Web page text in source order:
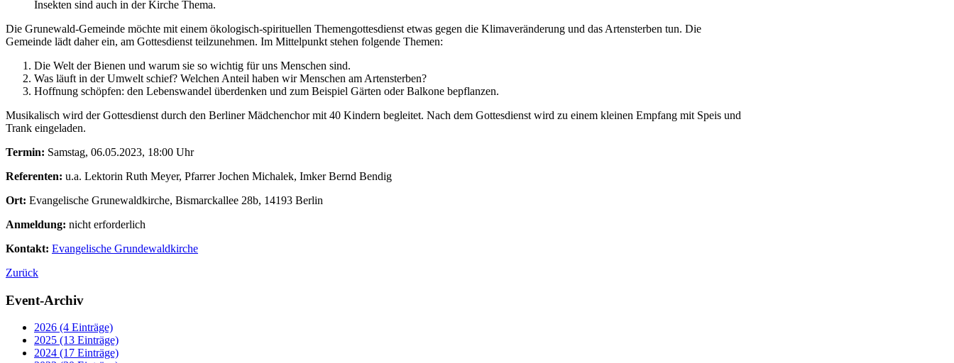
Insekten sind auch in der Kirche Thema.
Die Grunewald-Gemeinde möchte mit einem ökologisch-spirituellen Themengottesdienst etwas gegen die Klimaveränderung und das Artensterben tun. Die
Gemeinde lädt daher ein, am Gottesdienst teilzunehmen. Im Mittelpunkt stehen folgende Themen:
Die Welt der Bienen und warum sie so wichtig für uns Menschen sind.
Was läuft in der Umwelt schief? Welchen Anteil haben wir Menschen am Artensterben?
Hoffnung schöpfen: den Lebenswandel überdenken und zum Beispiel Gärten oder Balkone bepflanzen.
Musikalisch wird der Gottesdienst durch den Berliner Mädchenchor mit 40 Kindern begleitet. Nach dem Gottesdienst wird zu einem kleinen Empfang mit Speis und
Trank eingeladen.
Termin: Samstag, 06.05.2023, 18:00 Uhr
Referenten: u.a. Lektorin Ruth Meyer, Pfarrer Jochen Michalek, Imker Bernd Bendig
Ort: Evangelische Grunewaldkirche, Bismarckallee 28b, 14193 Berlin
Anmeldung: nicht erforderlich
Kontakt: Evangelische Grundewaldkirche
Zurück
Event-Archiv
2026 (4 Einträge)
2025 (13 Einträge)
2024 (17 Einträge)